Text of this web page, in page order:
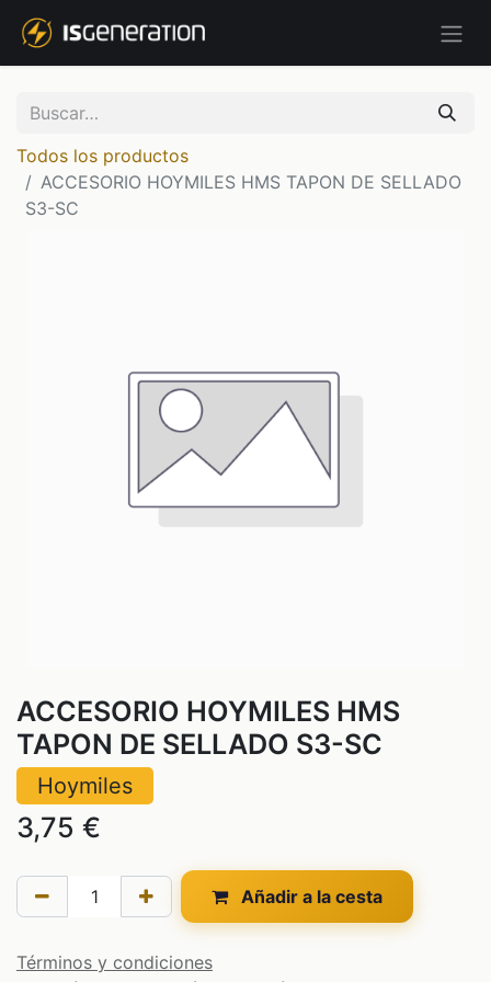
Todos los productos
ACCESORIO HOYMILES HMS TAPON DE SELLADO
S3-SC
ACCESORIO HOYMILES HMS
TAPON DE SELLADO S3-SC
Hoymiles
3,75 €
Añadir a la cesta
Términos y condiciones